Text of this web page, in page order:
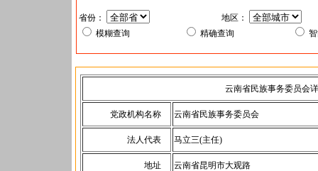
省份：
地区：
模糊查询
精确查询
云南省民族事务委员会
党政机构名称 云南省民族事务委员会
法人代表 马立三(主任)
地址 云南省昆明市大观路